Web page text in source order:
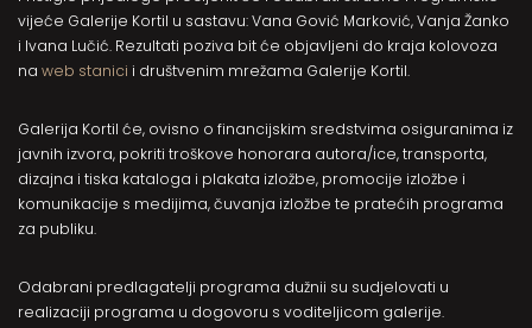
vijeće Galerije Kortil u sastavu: Vana Gović Marković, Vanja Žanko
i Ivana Lučić. Rezultati poziva bit će objavljeni do kraja kolovoza
na web stanici i društvenim mrežama Galerije Kortil.
Galerija Kortil će, ovisno o financijskim sredstvima osiguranima iz
javnih izvora, pokriti troškove honorara autora/ice, transporta,
dizajna i tiska kataloga i plakata izložbe, promocije izložbe i
komunikacije s medijima, čuvanja izložbe te pratećih programa
za publiku.
Odabrani predlagatelji programa dužnii su sudjelovati u
realizaciji programa u dogovoru s voditeljicom galerije.